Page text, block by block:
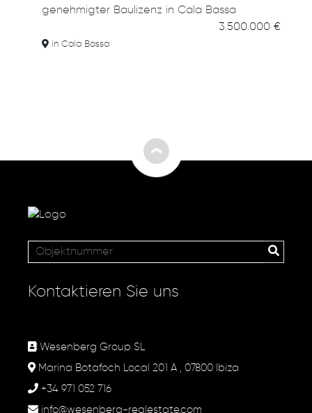
genehmigter Baulizenz in Cala Bassa
3.500.000 €
in Cala Bassa
Kontaktieren Sie uns
Wesenberg Group SL
Marina Botafoch Local 201 A , 07800 Ibiza
+34 971 052 716
info@wesenberg-realestate.com